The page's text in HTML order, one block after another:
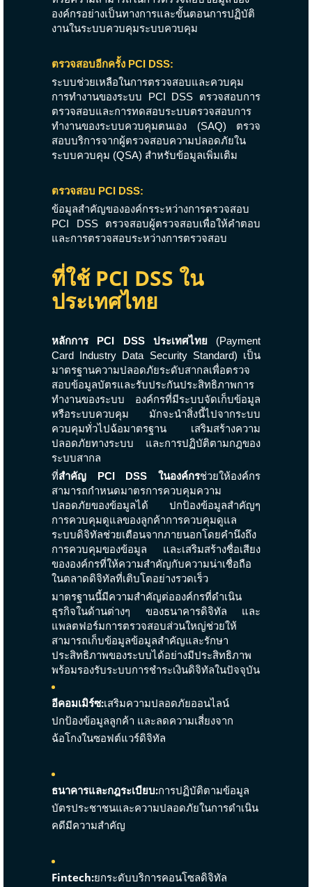
องค์กรอย่างเป็นทางการและขั้นตอนการปฏิบัติ
งานในระบบควบคุมระบบควบคุม
ตรวจสอบอีกครั้ง PCI DSS:
ระบบช่วยเหลือในการตรวจสอบและควบคุม
การทำงานของระบบ PCI DSS ตรวจสอบการ
ตรวจสอบและการทดสอบระบบตรวจสอบการ
ทำงานของระบบควบคุมตนเอง (SAQ) ตรวจ
สอบบริการจากผู้ตรวจสอบความปลอดภัยใน
ระบบควบคุม (QSA) สำหรับข้อมูลเพิ่มเติม
ตรวจสอบ PCI DSS:
ข้อมูลสำคัญขององค์กรระหว่างการตรวจสอบ
PCI DSS ตรวจสอบผู้ตรวจสอบเพื่อให้คำตอบ
และการตรวจสอบระหว่างการตรวจสอบ
ที่ใช้ PCI DSS ใน
ประเทศไทย
หลักการ PCI DSS ประเทศไทย(Payment
Card Industry Data Security Standard) เป็น
มาตรฐานความปลอดภัยระดับสากลเพื่อตรวจ
สอบข้อมูลบัตรและรับประกันประสิทธิภาพการ
ทำงานของระบบ องค์กรที่มีระบบจัดเก็บข้อมูล
หรือระบบควบคุม มักจะนำสิ่งนี้ไปจากระบบ
ควบคุมทั่วไปฉ้อมาตรฐาน เสริมสร้างความ
ปลอดภัยทางระบบ และการปฏิบัติตามกฎของ
ระบบสากล
ที่สำคัญ PCI DSS ในองค์กรช่วยให้องค์กร
สามารถกำหนดมาตรการควบคุมความ
ปลอดภัยของข้อมูลได้ ปกป้องข้อมูลสำคัญๆ
การควบคุมดูแลของลูกค้าการควบคุมดูแล
ระบบดิจิทัลช่วยเตือนจากภายนอกโดยคำนึงถึง
การควบคุมของข้อมูล และเสริมสร้างชื่อเสียง
ขององค์กรที่ให้ความสำคัญกับความน่าเชื่อถือ
ในตลาดดิจิทัลที่เติบโตอย่างรวดเร็ว
มาตรฐานนี้มีความสำคัญต่อองค์กรที่ดำเนิน
ธุรกิจในด้านต่างๆ ของธนาคารดิจิทัล และ
แพลตฟอร์มการตรวจสอบส่วนใหญ่ช่วยให้
สามารถเก็บข้อมูลข้อมูลสำคัญและรักษา
ประสิทธิภาพของระบบได้อย่างมีประสิทธิภาพ
พร้อมรองรับระบบการชำระเงินดิจิทัลในปัจจุบัน
อีคอมเมิร์ซ:เสริมความปลอดภัยออนไลน์
ปกป้องข้อมูลลูกค้า และลดความเสี่ยงจาก
ฉ้อโกงในซอฟต์แวร์ดิจิทัล
ธนาคารและกฎระเบียบ:การปฏิบัติตามข้อมูล
บัตรประชาชนและความปลอดภัยในการดำเนิน
คดีมีความสำคัญ
Fintech:ยกระดับบริการคอนโซลดิจิทัล